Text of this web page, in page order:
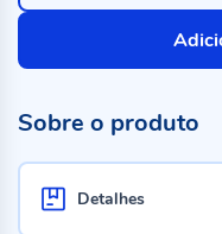
Sobre o produto
Detalhes